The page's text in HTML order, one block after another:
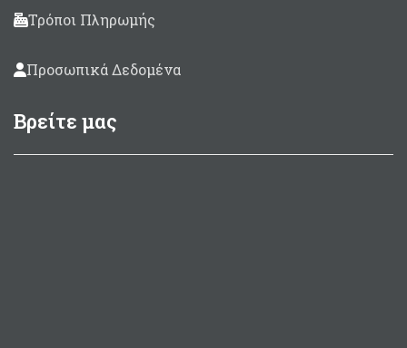
Τρόποι Πληρωμής
Προσωπικά Δεδομένα
Βρείτε μας